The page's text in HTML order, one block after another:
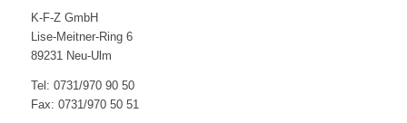
K-F-Z GmbH
Lise-Meitner-Ring 6
89231 Neu-Ulm
Tel: 0731/970 90 50
Fax: 0731/970 50 51